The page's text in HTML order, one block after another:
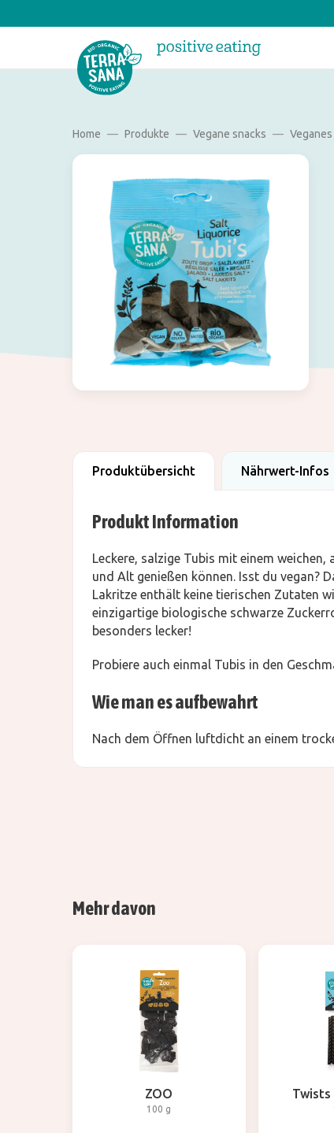
Home Produkte Vegane snacks
Produktübersicht Nährwert-Infos
Produkt Information
Leckere, salzige Tubis mit einem
und Alt genießen können. Isst du vegan?
Lakritze enthält keine tierischen Zutaten
einzigartige biologische schwarze
besonders lecker!
Probiere auch einmal Tubis in den
Wie man es aufbewahrt
Nach dem Öffnen luftdicht an einem
Mehr davon
ZOO
100 g